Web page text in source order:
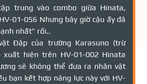
trung vào combo giữa Hinata,
01-056 Nhưng bây giờ cậu ấy đã
nhất” rồi..
Đập của trường Karasuno (trừ
xuất hiện trên HV-01-002 Hinata
sẽ không thể đưa ra nhân vật
bạn kết hợp năng lực này với HV-